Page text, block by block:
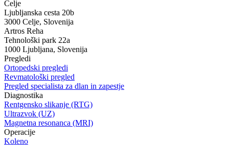
Celje
Ljubljanska cesta 20b
3000 Celje, Slovenija
Artros Reha
Tehnološki park 22a
1000 Ljubljana, Slovenija
Pregledi
Ortopedski pregledi
Revmatološki pregled
Pregled specialista za dlan in zapestje
Diagnostika
Rentgensko slikanje (RTG)
Ultrazvok (UZ)
Magnetna resonanca (MRI)
Operacije
Koleno